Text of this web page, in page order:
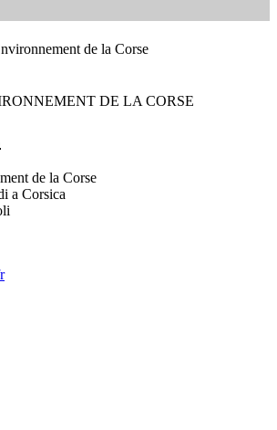
DE LA CORSE
de la Corse
a Corsica